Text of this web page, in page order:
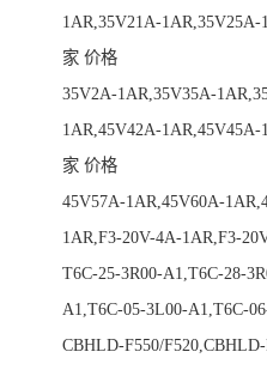
1AR,35V21A-
家 价格
35V2A-1AR,35V35A-
1AR,45V42A-
家 价格
45V57A-1AR,45V60A-
1AR,F3-20V-4A-1AR,F3-
T6C-25-3R00-A1,T6C-28-
A1,T6C-05-3L00-A1,T6C-
CBHLD-F550/